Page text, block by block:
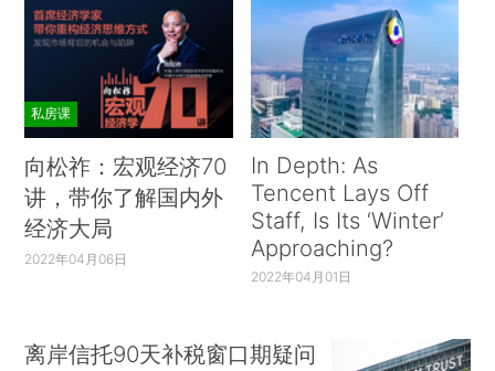
私房课
向松祚：宏观经济70
讲，带你了解国内外
经济大局
2022年04月06日
In Depth: As
Tencent Lays Off
Staff, Is Its ‘Winter’
Approaching?
2022年04月01日
离岸信托90天补税窗口期疑问